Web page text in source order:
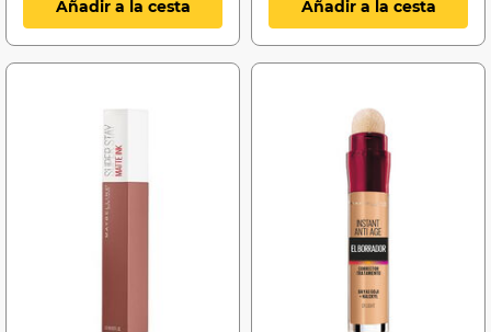
Añadir a la cesta Añadir a la cesta